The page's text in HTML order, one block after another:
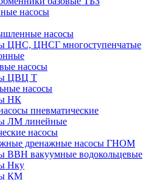
насосы
насосы
ЦНС, ЦНСГ многоступенчатые
насосы
ЦВЦ Т
насосы
НК
пневматические
ЛМ линейные
насосы
дренажные насосы ГНОМ
ВВН вакуумные водокольцевые
Нку
КМ